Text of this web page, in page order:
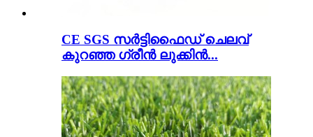
CE SGS സർട്ടിഫൈഡ് ചെലവ്
കുറഞ്ഞ ഗ്രീൻ ലുക്കിൻ...